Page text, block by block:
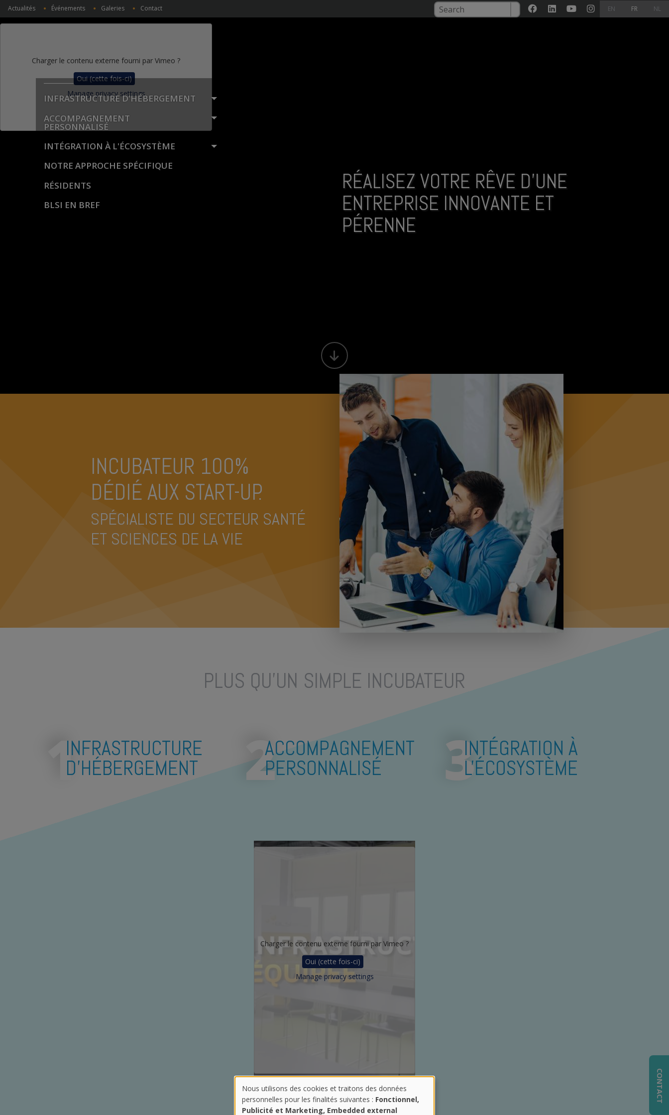
Aller
au
MAIN
NAVIGATION
INFRASTRUCTURE D'HÉBERGEMENT
open
ACCOMPAGNEMENT
PERSONNALISÉ open
INTÉGRATION À L'ÉCOSYSTÈME
open
NOTRE APPROCHE SPÉCIFIQUE
RÉSIDENTS
BLSI EN BREF
Utils
Actualités Événements Galeries Contact Search EN FR NL
RÉALISEZ VOTRE RÊVE D'UNE
ENTREPRISE INNOVANTE ET
PÉRENNE
Remote
Charger le contenu externe fourni par Vimeo ?
Oui (cette fois-ci)
Manage privacy settings
INCUBATEUR 100%
DÉDIÉ AUX START-UP.
SPÉCIALISTE DU SECTEUR SANTÉ
ET SCIENCES DE LA VIE
PLUS QU'UN SIMPLE INCUBATEUR
INFRASTRUCTURE
D'HÉBERGEMENT
ACCOMPAGNEMENT
PERSONNALISÉ
INTÉGRATION À
L'ÉCOSYSTÈME
Charger le contenu externe fourni par Vimeo ?
Oui (cette fois-ci)
Manage privacy settings
CONTACTEZ-NOUS
CONTACT
Utilisation
Nous utilisons des cookies et traitons des données
personnelles pour les finalités suivantes : Fonctionnel,
Publicité et Marketing, Embedded external